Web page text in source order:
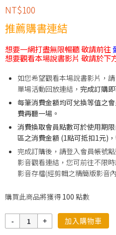
NT$100
推薦購書連結
想要一網打盡無限暢聽 敬請前往
想要觀看本場說書影片 敬請於下
如您希望觀看本場說書影片，
單場活動回放連結， 完成訂購
每筆消費金額均可兌換等值之
費再聽一場。
消費換取會員點數可於使用期
區之消費金額 (1點可抵扣1元)
完成訂購後，請登入會員帳號
影音觀看連結，您可前往不限
影音存檔(經剪輯之精簡版影音
購買此商品將獲得 100 點數
量
加入購物車